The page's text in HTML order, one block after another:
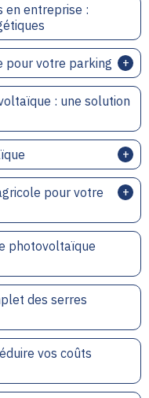
en entreprise :
pour votre parking
: une solution
pour votre
photovoltaïque
des serres
vos coûts